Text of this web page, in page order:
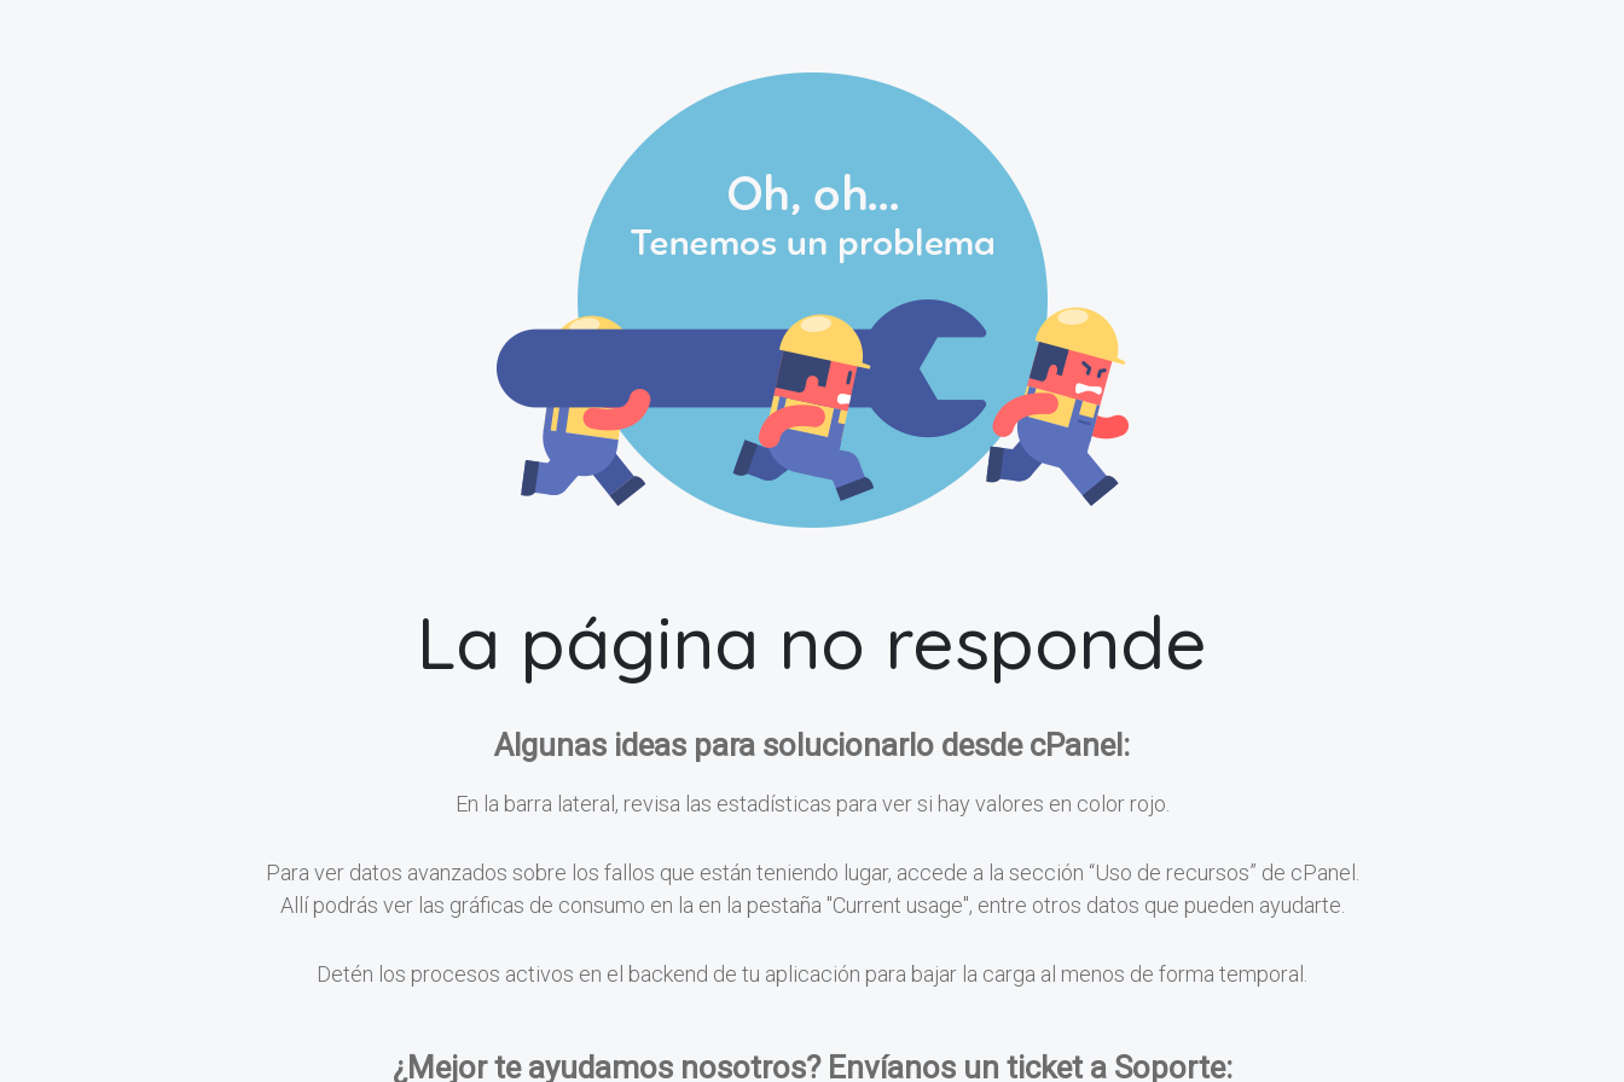
La página no responde
Algunas ideas para solucionarlo desde cPanel:
En la barra lateral, revisa las estadísticas para ver si hay valores en color rojo.
Para ver datos avanzados sobre los fallos que están teniendo lugar, accede a la sección “Uso de recursos” de cPanel.
Allí podrás ver las gráficas de consumo en la en la pestaña "Current usage", entre otros datos que pueden ayudarte.
Detén los procesos activos en el backend de tu aplicación para bajar la carga al menos de forma temporal.
¿Mejor te ayudamos nosotros? Envíanos un ticket a Soporte: